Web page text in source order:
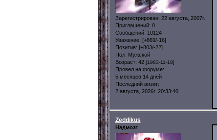
Зарегистрирован: 22 августа, 2007г.
Приглашений: 0
Сообщений: 10124
Уважение: [+869/-16]
Позитив: [+803/-22]
Пол: Мужской
Возраст: 42 [1983-11-18]
Провел на форуме:
5 месяцев 14 дней
Последний визит:
2 августа, 2026г. 20:33:40
Zeddikus
Надмозг